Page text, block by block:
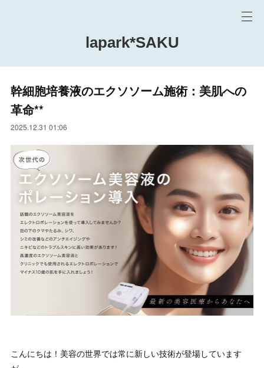
lapark*SAKU
幹細胞培養液のエクソソーム施術：美肌への
革命**
2025.12.31 01:06
こんにちは！美容の世界では常に新しい技術が登場しています